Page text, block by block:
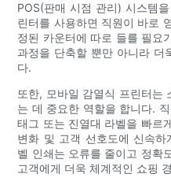
POS(판매 시점 관리) 시스템
린터를 사용하면 직원이 바로
정된 카운터에 따로 들를 ​​필요
과정을 단축할 뿐만 아니라 더
다.
또한, 모바일 감열식 프린터는
는 데 중요한 역할을 합니다.
태그 또는 진열대 라벨을 빠르
변화 및 고객 선호도에 신속
벨 인쇄는 오류를 줄이고 정확
고객에게 더욱 체계적인 쇼핑